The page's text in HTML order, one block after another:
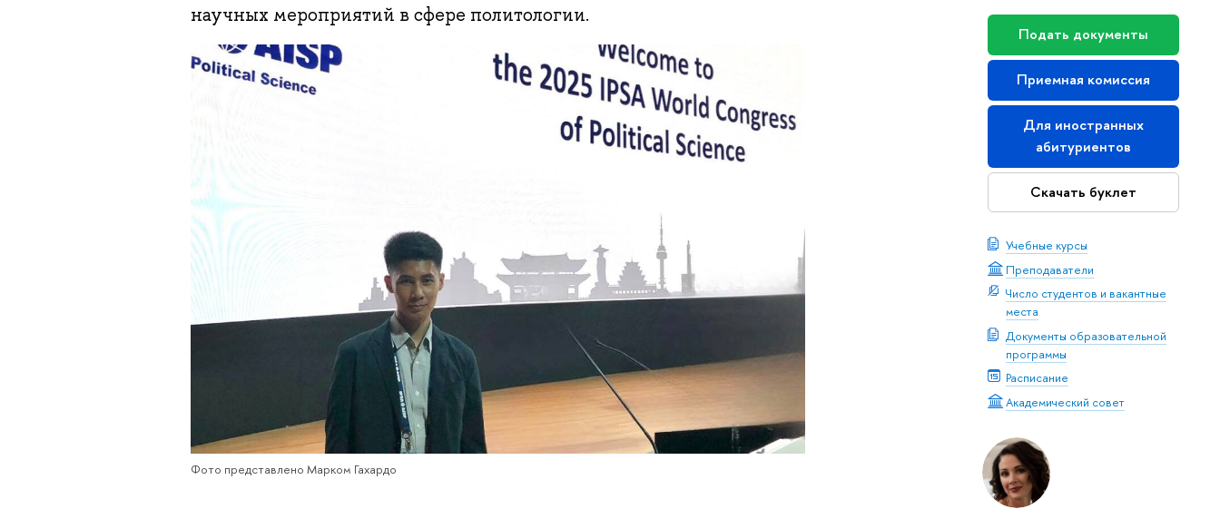
Подать документы
Приемная комиссия
Для иностранных
абитуриентов
Скачать буклет
Учебные курсы
Преподаватели
Число студентов и вакантные
места
Документы образовательной
программы
Расписание
Академический совет
научных мероприятий в сфере политологии.
Фото представлено Марком Гахардо